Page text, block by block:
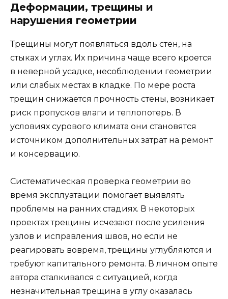
Деформации, трещины и
нарушения геометрии
Трещины могут появляться вдоль стен, на
стыках и углах. Их причина чаще всего кроется
в неверной усадке, несоблюдении геометрии
или слабых местах в кладке. По мере роста
трещин снижается прочность стены, возникает
риск пропусков влаги и теплопотерь. В
условиях сурового климата они становятся
источником дополнительных затрат на ремонт
и консервацию.
Систематическая проверка геометрии во
время эксплуатации помогает выявлять
проблемы на ранних стадиях. В некоторых
проектах трещины исчезают после усиления
узлов и исправления швов, но если не
реагировать вовремя, трещины углубляются и
требуют капитального ремонта. В личном опыте
автора сталкивался с ситуацией, когда
незначительная трещина в углу оказалась